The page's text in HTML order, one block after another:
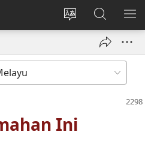
Tukar
bahasa
web
Log
Masuk
baharu)
Cari
JW.ORG
Ini